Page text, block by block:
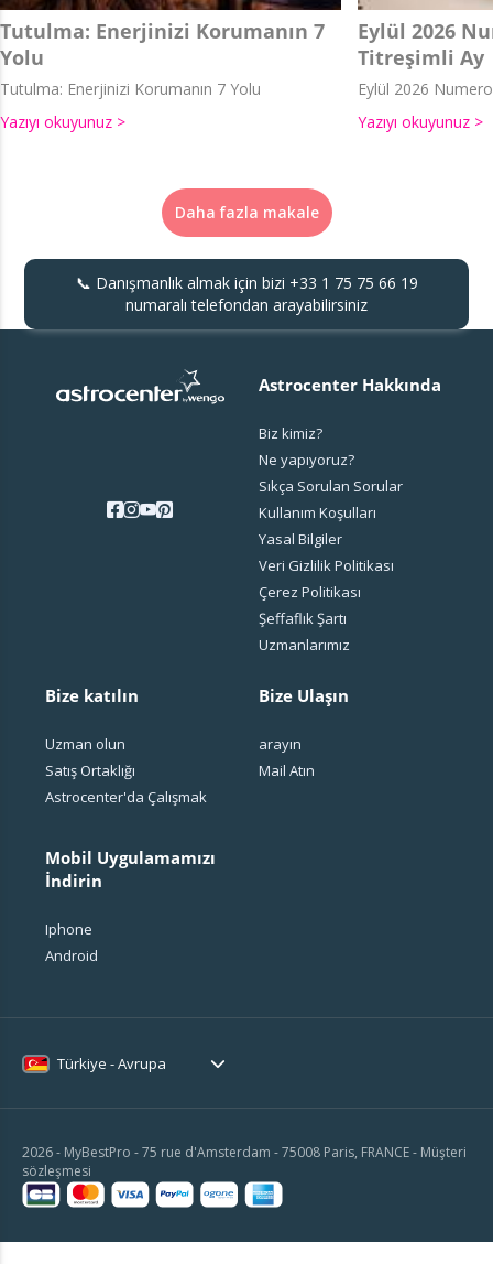
Tutulma: Enerjinizi Korumanın 7
Yolu
Tutulma: Enerjinizi Korumanın 7 Yolu
Yazıyı okuyunuz >
Eylül 2026
Titreşimli Ay
Eylül 2026
Yazıyı okuyunuz >
Daha fazla makale
📞 Danışmanlık almak için bizi +33 1 75 75 66 19
numaralı telefondan arayabilirsiniz
Astrocenter Hakkında
Biz kimiz?
Ne yapıyoruz?
Sıkça Sorulan Sorular
Kullanım Koşulları
Yasal Bilgiler
Veri Gizlilik Politikası
Çerez Politikası
Şeffaflık Şartı
Uzmanlarımız
Bize katılın
Uzman olun
Satış Ortaklığı
Astrocenter'da Çalışmak
Mobil Uygulamamızı
İndirin
Iphone
Android
Bize Ulaşın
arayın
Mail Atın
Türkiye - Avrupa
2026 - MyBestPro - 75 rue d'Amsterdam - 75008 Paris, FRANCE - Müşteri
sözleşmesi